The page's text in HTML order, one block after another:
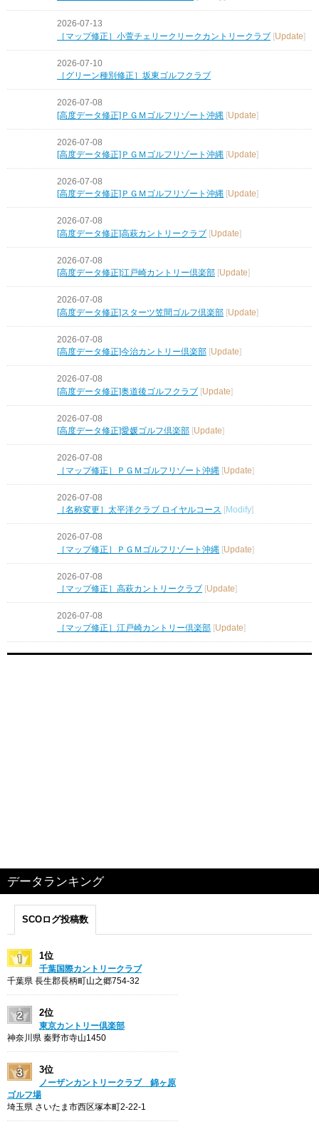
2026-07-13
［マップ修正］小萱チェリークリークカントリークラブ [Update]
2026-07-10
［グリーン種別修正］坂東ゴルフクラブ
2026-07-08
[高度データ修正]ＰＧＭゴルフリゾート沖縄 [Update]
2026-07-08
[高度データ修正]ＰＧＭゴルフリゾート沖縄 [Update]
2026-07-08
[高度データ修正]ＰＧＭゴルフリゾート沖縄 Update
2026-07-08
[高度データ修正]高萩カントリークラブ [Update]
2026-07-08
[高度データ修正]江戸崎カントリー倶楽部 Update
2026-07-08
[高度データ修正]スターツ笠間ゴルフ倶楽部 [Update]
2026-07-08
[高度データ修正]今治カントリー倶楽部 Update
2026-07-08
[高度データ修正]奥道後ゴルフクラブ [Update]
2026-07-08
[高度データ修正]愛媛ゴルフ倶楽部 Update
2026-07-08
［マップ修正］ＰＧＭゴルフリゾート沖縄 [Update]
2026-07-08
［名称変更］太平洋クラブ ロイヤルコース [Modify]
2026-07-08
［マップ修正］ＰＧＭゴルフリゾート沖縄 [Update]
2026-07-08
［マップ修正］高萩カントリークラブ [Update]
2026-07-08
［マップ修正］江戸崎カントリー倶楽部 Update
データランキング
SCOログ投稿数
1位
千葉国際カントリークラブ
千葉県 長生郡長柄町山之郷754-32
2位
東京カントリー倶楽部
神奈川県 秦野市寺山1450
3位
ノーザンカントリークラブ 錦ヶ原
ゴルフ場
埼玉県 さいたま市西区塚本町2-22-1